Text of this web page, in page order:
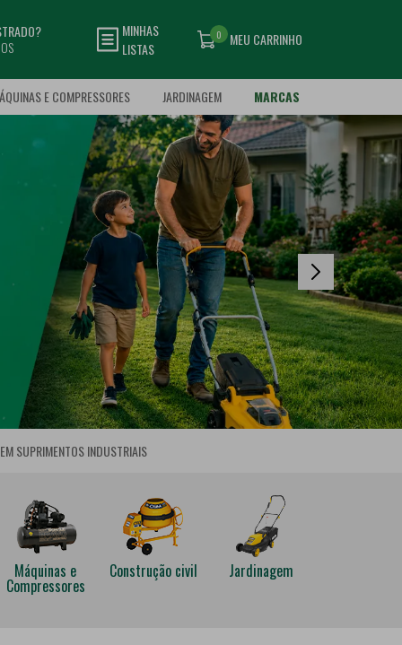
MINHAS
LISTAS
MEU CARRINHO
0
E COMPRESSORES JARDINAGEM MARCAS
SUPRIMENTOS INDUSTRIAIS
Máquinas e
Compressores
Construção civil Jardinagem